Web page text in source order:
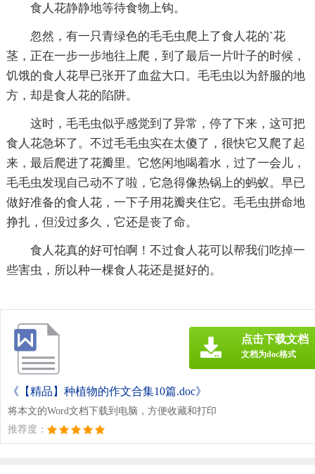
食人花静静地等待食物上钩。
忽然，有一只青绿色的毛毛虫爬上了食人花的`花
茎，正在一步一步地往上爬，到了最后一片叶子的时候，
饥饿的食人花早已张开了血盆大口。毛毛虫以为舒服的地
方，却是食人花的陷阱。
这时，毛毛虫似乎感觉到了异常，停了下来，这可把
食人花急坏了。不过毛毛虫实在太傻了，很快它又爬了起
来，最后爬进了花瓣里。它悠闲地喝着水，过了一会儿，
毛毛虫发现自己动不了啦，它急得像热锅上的蚂蚁。早已
做好准备的食人花，一下子用花瓣夹住它。毛毛虫拼命地
挣扎，但没过多久，它还是丧了命。
食人花真的好可怕啊！不过食人花可以帮我们吃掉一
些害虫，所以种一棵食人花还是挺好的。
《【精品】种植物的作文合集10篇.doc》
将本文的Word文档下载到电脑，方便收藏和打印
推荐度：
点击下载文档
文档为doc格式